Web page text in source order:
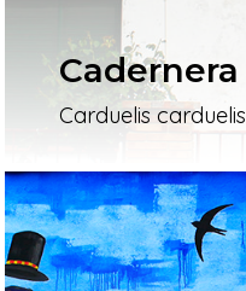
Cadernera
Carduelis carduelis